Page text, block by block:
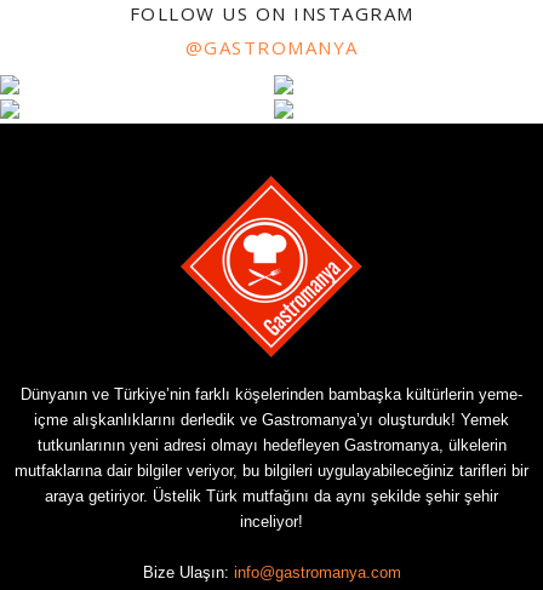
FOLLOW US ON INSTAGRAM
@GASTROMANYA
Dünyanın ve Türkiye’nin farklı köşelerinden bambaşka kültürlerin yeme-
içme alışkanlıklarını derledik ve Gastromanya’yı oluşturduk! Yemek
tutkunlarının yeni adresi olmayı hedefleyen Gastromanya, ülkelerin
mutfaklarına dair bilgiler veriyor, bu bilgileri uygulayabileceğiniz tarifleri bir
araya getiriyor. Üstelik Türk mutfağını da aynı şekilde şehir şehir
inceliyor!
Bize Ulaşın: info@gastromanya.com